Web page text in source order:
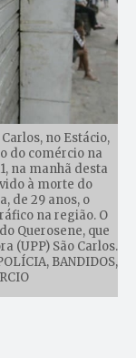
no Estácio,
do comércio na
na manhã desta
à morte do
de 29 anos, o
na região. O
Querosene, que
(UPP) São Carlos.
BANDIDOS,